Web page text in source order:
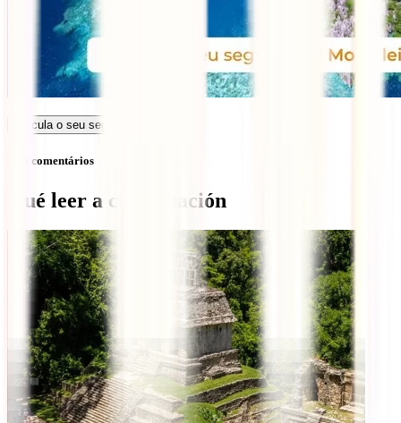
Calcula o seu seguro
Sem comentários
Qué leer a continuación